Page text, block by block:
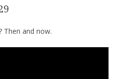
Then and now.